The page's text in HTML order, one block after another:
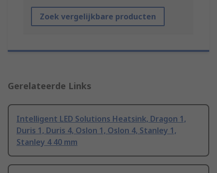
Zoek vergelijkbare producten
Gerelateerde Links
Intelligent LED Solutions Heatsink, Dragon 1,
Duris 1, Duris 4, Oslon 1, Oslon 4, Stanley 1,
Stanley 4 40 mm